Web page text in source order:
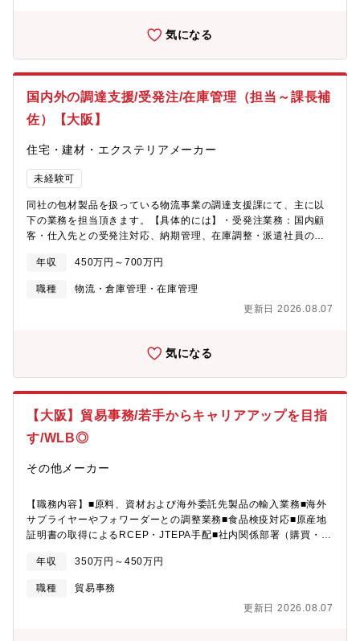
力！中国、韓国、台湾、香港、シンガポール、インドネシアなど
現地法人の設立やヨーロッパへも販売ネットワークを広げていま
す。
お客様が認める最先端技術に関わっていただけます。【期待する
頂きたいです。
気になる
国内外の調達支援/受発注/在庫管理（担当～課長補
佐）【大阪】
住宅・建材・エクステリアメーカー
未経験可
同社の包材製品を扱っている物流事業の調達支援課にて、主に以
下の業務を担当頂きます。【具体的には】・受発注業務：国内顧
客・仕入先との受発注対応、納期管理、在庫調整・派遣社員の指
善：日常業務の中で気づいた課題を改善提案・実行。・関係部門
との調整：営業・技術・工場等との連携、顧客・仕入先対応※国
内外のお客様・サプライヤーとの業務割合はおおよそ、国内7割・
国外3割ほどが目安です。物流事業統括本部では、包材製品を扱
ーカーが主なお客様ですが、中でも、一部上場企業の樹脂メーカ
品質遂行とミス削減・派遣社員を巻き込んだチーム運営力の向
位職を目指す成長入社後はまずプレイヤーとして業務のキャッチ
アップ・実務経験を積んでいただきます。【組織構成】物流事業
名）＋課長（1名）＋メンバー（5名） ※他派遣スタッフ【平均
うのを重要にしております。面接の中でもその観点は重視されて
いらっしゃり、手を挙げれば広くチャレンジできる環境が整って
おります。◎太陽工業社の魅力◎万博のパビリオンにも多く関わ
っております。大型膜構造物製造においてトップクラス、業界の
社です！社名が表にでることは滅多にありませんが、東京ドーム
をはじめとするスポーツ施設、大学、鉄道の駅など、皆さんの知
年収 450万円～700万円
職種
物流・倉庫管理・在庫管理
更新日 2026.08.07
気になる
【大阪】貿易事務/若手からキャリアアップを目指
す/WLB◎
その他メーカー
【職務内容】■原料、資材および海外委託先製品の輸入業務■海外
サプライヤーやフォワーダーとの調整業務■食品検疫対応■原産地
証明書の取得によるRCEP・JTEPA手配■社内関係部署（購買・経
模な輸入業務を中心に、材料や製品の安定供給を支える重要なポ
ジションです。食品や衛生用品など幅広い製品の輸入業務に携わ
るため、貿易実務だけでなく食品検疫や各種法規制に関する知識
も身につけることができます。専門性を高めながら物流・貿易の
年収 350万円～450万円
職種
貿易事務
更新日 2026.08.07